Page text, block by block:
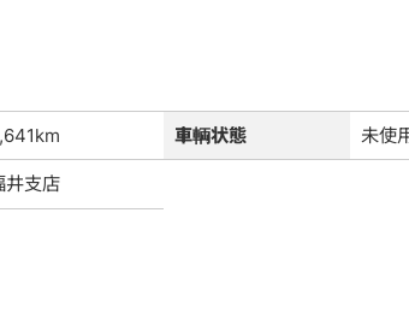
車輌状態 未使
井支店